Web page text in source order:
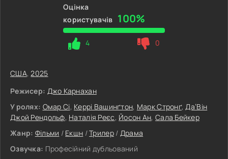
Оцінка
користувачів 100%
4 0
США,2025
Режисер: Джо Карнахан
У ролях: Омар Сі, Керрі Вашинґтон, Марк Стронґ,Да’Він
Джой Рендольф, Наталія Реєс, Йосон Ан, Сала Бейкер
Жанр: Фільми / Екшн /Трилер/ Драма
Озвучка: Професійний дубльований